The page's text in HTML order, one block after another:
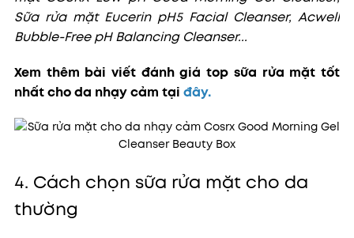
Sữa rửa mặt Eucerin pH5 Facial Cleanser, Acwell
Bubble-Free pH Balancing Cleanser...
Xem thêm bài viết đánh giá top sữa rửa mặt tốt
nhất cho da nhạy cảm tại đây.
4. Cách chọn sữa rửa mặt cho da
thường